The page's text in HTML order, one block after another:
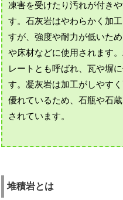
凍害を受けたり汚れが付き
す。石灰岩はやわらかく加
すが、強度や耐力が低いた
や床材などに使用されます
レートとも呼ばれ、瓦や塀
す。凝灰岩は加工がしやす
優れているため、石瓶や石
されています。
堆積岩とは